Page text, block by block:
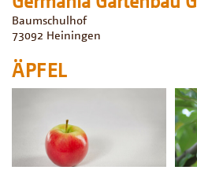
Baumschulhof
73092 Heiningen
ÄPFEL